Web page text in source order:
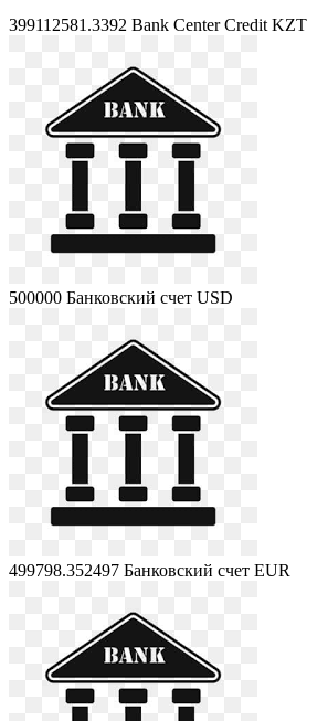
399112581.3392 Bank Center Credit KZT
500000 Банковский счет USD
499798.352497 Банковский счет EUR